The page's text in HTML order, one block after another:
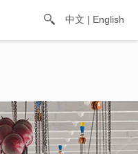
中文 | English